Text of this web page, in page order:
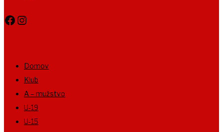
Facebook
Instagram
Domov
Klub
A – mužstvo
U-19
U-15